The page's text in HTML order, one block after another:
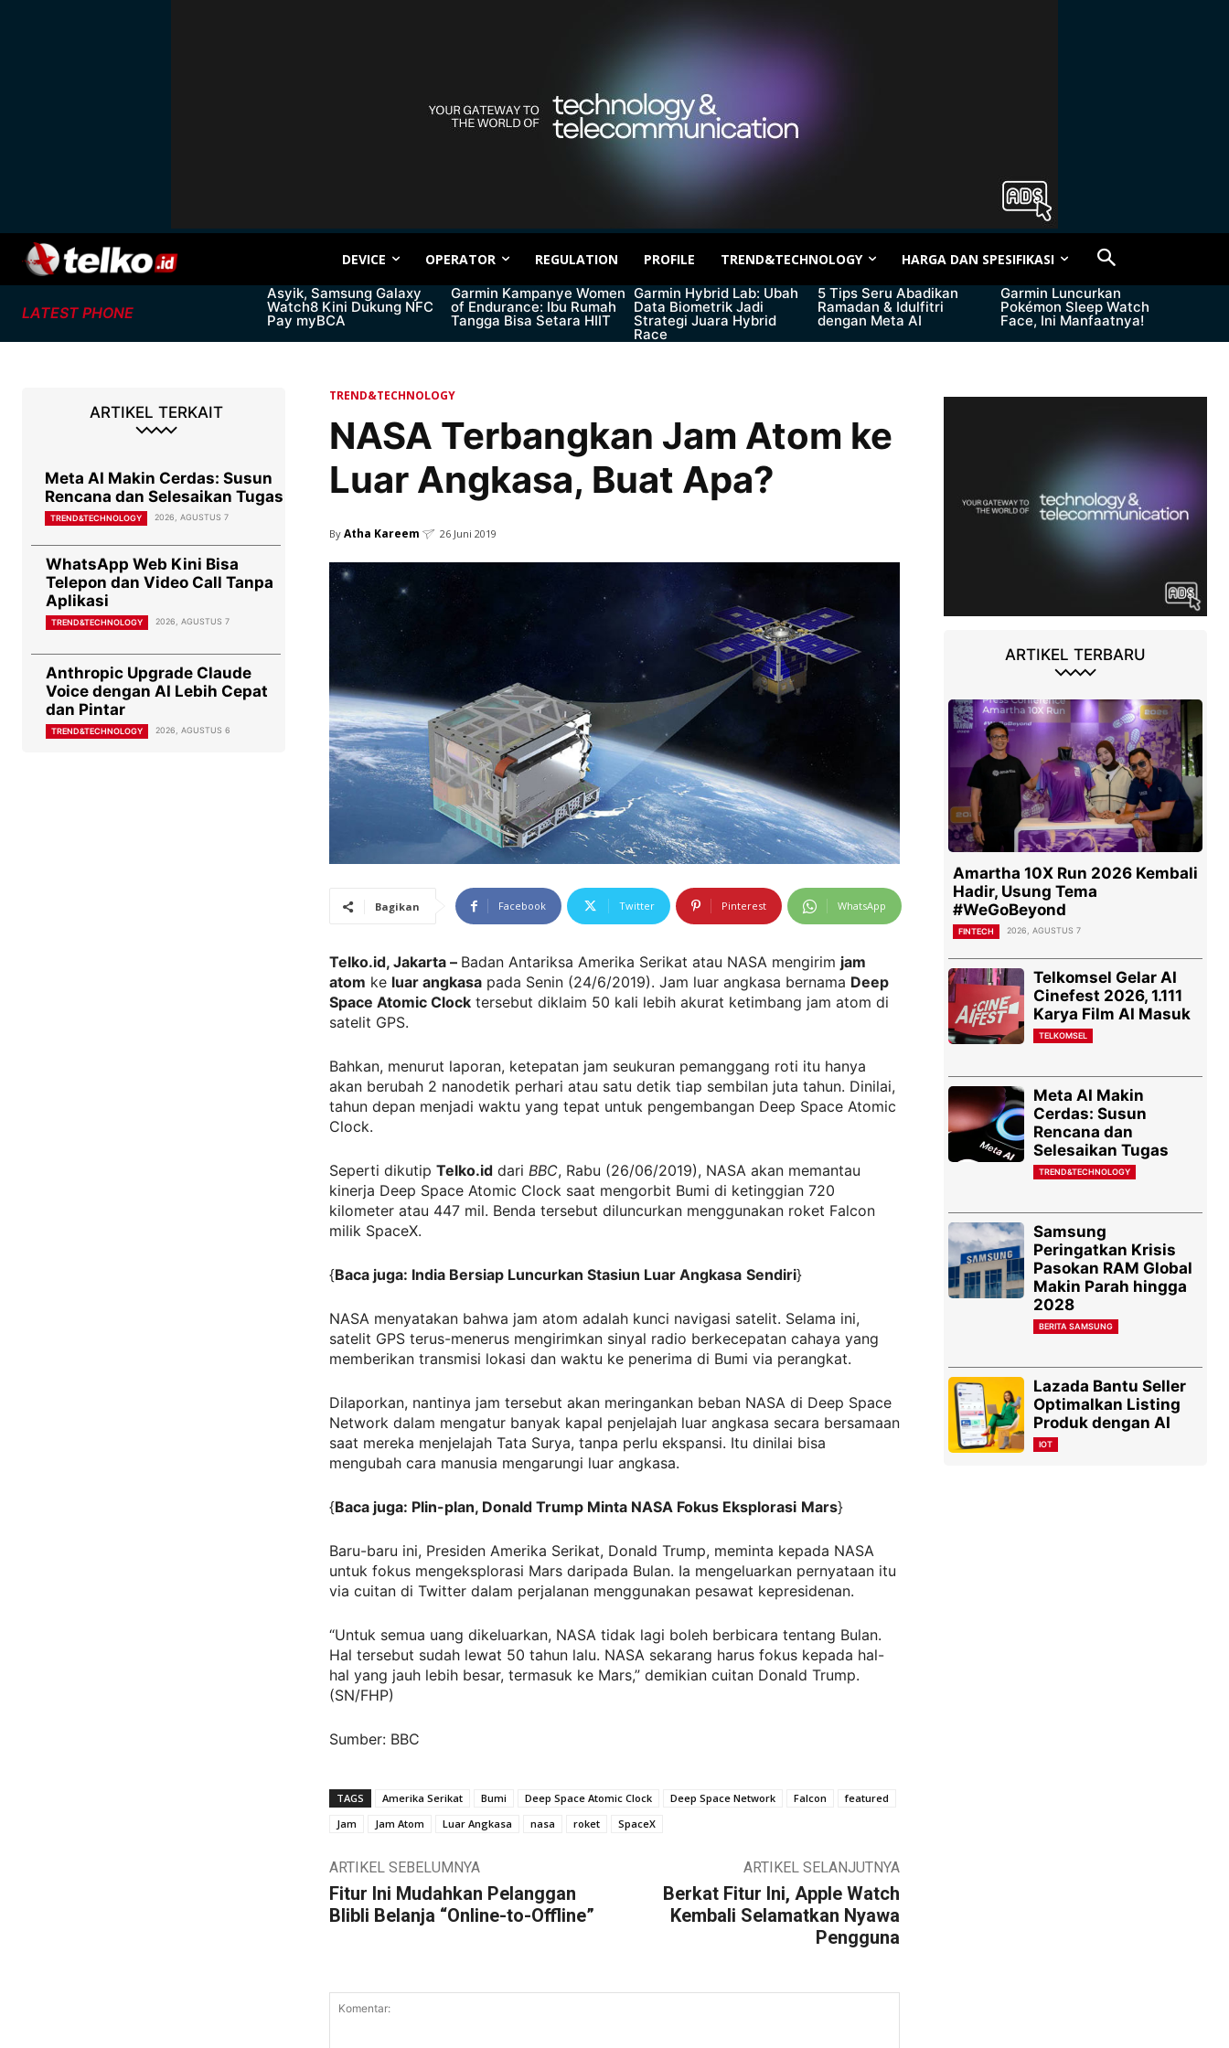
DEVICE OPERATOR REGULATION PROFILE TREND&TECHNOLOGY HARGA DAN SPESIFIKASI
LATEST PHONE
Asyik, Samsung Galaxy
Watch8 Kini Dukung NFC
Pay myBCA
Garmin Kampanye Women
of Endurance: Ibu Rumah
Tangga Bisa Setara HIIT
Garmin Hybrid Lab: Ubah
Data Biometrik Jadi
Strategi Juara Hybrid
Race
5 Tips Seru Abadikan
Ramadan & Idulfitri
dengan Meta AI
Garmin Luncurkan
Pokémon Sleep Watch
Face, Ini Manfaatnya!
ARTIKEL TERKAIT
Meta AI Makin Cerdas: Susun
Rencana dan Selesaikan Tugas
TREND&TECHNOLOGY 2026, AGUSTUS 7
WhatsApp Web Kini Bisa
Telepon dan Video Call Tanpa
Aplikasi
TREND&TECHNOLOGY 2026, AGUSTUS 7
Anthropic Upgrade Claude
Voice dengan AI Lebih Cepat
dan Pintar
TREND&TECHNOLOGY 2026, AGUSTUS 6
TREND&TECHNOLOGY
NASA Terbangkan Jam Atom ke
Luar Angkasa, Buat Apa?
By Atha Kareem 26 Juni 2019
Bagikan Facebook Twitter Pinterest WhatsApp
Telko.id, Jakarta – Badan Antariksa Amerika Serikat atau NASA mengirim jam
atom ke luar angkasa pada Senin (24/6/2019). Jam luar angkasa bernama Deep
Space Atomic Clock tersebut diklaim 50 kali lebih akurat ketimbang jam atom di
satelit GPS.
Bahkan, menurut laporan, ketepatan jam seukuran pemanggang roti itu hanya
akan berubah 2 nanodetik perhari atau satu detik tiap sembilan juta tahun. Dinilai,
tahun depan menjadi waktu yang tepat untuk pengembangan Deep Space Atomic
Clock.
Seperti dikutip Telko.id dari BBC, Rabu (26/06/2019), NASA akan memantau
kinerja Deep Space Atomic Clock saat mengorbit Bumi di ketinggian 720
kilometer atau 447 mil. Benda tersebut diluncurkan menggunakan roket Falcon
milik SpaceX.
{Baca juga: India Bersiap Luncurkan Stasiun Luar Angkasa Sendiri}
NASA menyatakan bahwa jam atom adalah kunci navigasi satelit. Selama ini,
satelit GPS terus-menerus mengirimkan sinyal radio berkecepatan cahaya yang
memberikan transmisi lokasi dan waktu ke penerima di Bumi via perangkat.
Dilaporkan, nantinya jam tersebut akan meringankan beban NASA di Deep Space
Network dalam mengatur banyak kapal penjelajah luar angkasa secara bersamaan
saat mereka menjelajah Tata Surya, tanpa perlu ekspansi. Itu dinilai bisa
mengubah cara manusia mengarungi luar angkasa.
{Baca juga: Plin-plan, Donald Trump Minta NASA Fokus Eksplorasi Mars}
Baru-baru ini, Presiden Amerika Serikat, Donald Trump, meminta kepada NASA
untuk fokus mengeksplorasi Mars daripada Bulan. Ia mengeluarkan pernyataan itu
via cuitan di Twitter dalam perjalanan menggunakan pesawat kepresidenan.
“Untuk semua uang dikeluarkan, NASA tidak lagi boleh berbicara tentang Bulan.
Hal tersebut sudah lewat 50 tahun lalu. NASA sekarang harus fokus kepada hal-
hal yang jauh lebih besar, termasuk ke Mars,” demikian cuitan Donald Trump.
(SN/FHP)
Sumber: BBC
TAGS Amerika Serikat Bumi Deep Space Atomic Clock Deep Space Network Falcon
featured
Jam
Jam Atom Luar Angkasa nasa roket SpaceX
ARTIKEL SEBELUMNYA
Fitur Ini Mudahkan Pelanggan
Blibli Belanja “Online-to-Offline”
ARTIKEL SELANJUTNYA
Berkat Fitur Ini, Apple Watch
Kembali Selamatkan Nyawa
Pengguna
ARTIKEL TERBARU
Amartha 10X Run 2026 Kembali
Hadir, Usung Tema
#WeGoBeyond
FINTECH 2026, AGUSTUS 7
Telkomsel Gelar AI
Cinefest 2026, 1.111
Karya Film AI Masuk
TELKOMSEL
Meta AI Makin
Cerdas: Susun
Rencana dan
Selesaikan Tugas
TREND&TECHNOLOGY
Samsung
Peringatkan Krisis
Pasokan RAM Global
Makin Parah hingga
2028
BERITA SAMSUNG
Lazada Bantu Seller
Optimalkan Listing
Produk dengan AI
IOT